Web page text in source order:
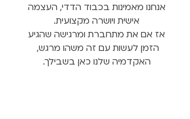
אנחנו מאמינות בכבוד הדדי, העצמה
אישית ויושרה מקצועית.
אז אם את מתחברת ומרגישה שהגיע
הזמן לעשות עם זה משהו מרגש,
האקדמיה שלנו כאן בשבילך.